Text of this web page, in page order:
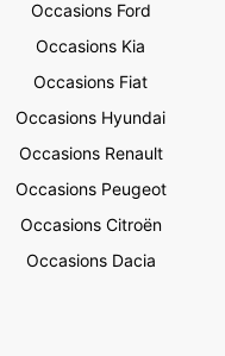
Occasions Ford
Occasions Kia
Occasions Fiat
Occasions Hyundai
Occasions Renault
Occasions Peugeot
Occasions Citroën
Occasions Dacia